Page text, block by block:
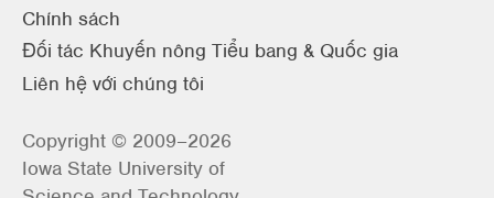
Chính sách
Đối tác Khuyến nông Tiểu bang & Quốc gia
Liên hệ với chúng tôi
Copyright © 2009–2026
Iowa State University of